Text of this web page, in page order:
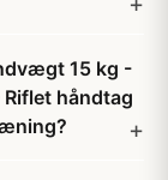
15 kg -
håndtag